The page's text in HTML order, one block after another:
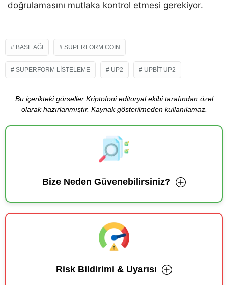
doğrulamasını mutlaka kontrol etmesi gerekiyor.
BASE AĞI SUPERFORM COIN
SUPERFORM LISTELEME UP2 UPBIT UP2
Bu içerikteki görseller Kriptofoni editoryal ekibi tarafından özel
olarak hazırlanmıştır. Kaynak gösterilmeden kullanılamaz.
Bize Neden Güvenebilirsiniz?
Risk Bildirimi & Uyarısı